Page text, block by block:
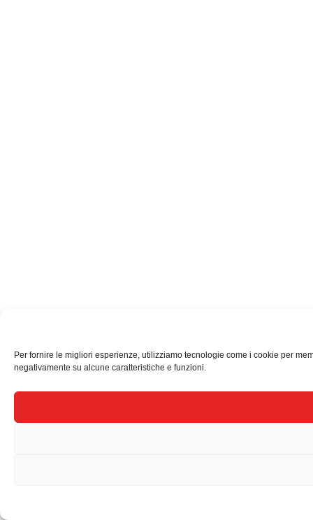
Per fornire le migliori esperienze, utilizziamo tecnologie come i cookie per
negativamente su alcune caratteristiche e funzioni.